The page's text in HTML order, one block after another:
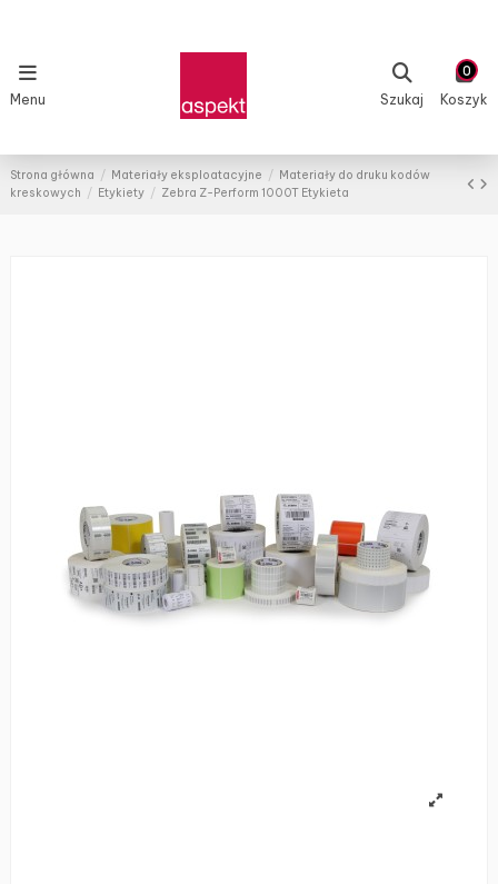
Menu Szukaj
0
Koszyk
Strona główna Materiały eksploatacyjne
Materiały do druku kodów
kreskowych
Etykiety Zebra Z-Perform 1000T Etykieta